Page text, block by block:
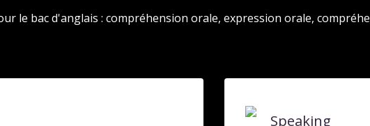
le bac d'anglais : compréhension orale, expression orale,
Speaking